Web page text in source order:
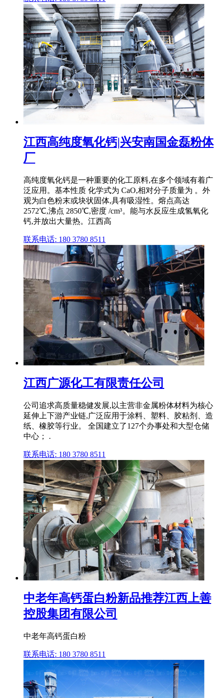
江西高纯度氧化钙|兴安南国金磊粉体
厂
高纯度氧化钙是一种重要的化工原料,在多个领域有着广
泛应用。基本性质 化学式为 CaO,相对分子质量为 。外
观为白色粉末或块状固体,具有吸湿性。熔点高达
2572℃,沸点 2850℃,密度 /cm³。能与水反应生成氢氧化
钙,并放出大量热。江西高
联系电话: 180 3780 8511
江西广源化工有限责任公司
公司追求高质量稳健发展,以主营非金属粉体材料为核心
延伸上下游产业链,广泛应用于涂料、塑料、胶粘剂、造
纸、橡胶等行业。 全国建立了127个办事处和大型仓储
中心； .
联系电话: 180 3780 8511
中老年高钙蛋白粉新品推荐江西上善
控股集团有限公司
中老年高钙蛋白粉
联系电话: 180 3780 8511